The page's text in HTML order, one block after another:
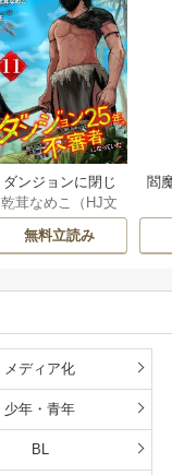
ダンジョンに閉じ
込められて25年。
救出されたときに
は立派な不審者に
版】
乾茸なめこ（HJ文
庫／ホビージャパ
ン刊）/御手洗太
無料立読み
閻
メディア化
少年・青年
BL